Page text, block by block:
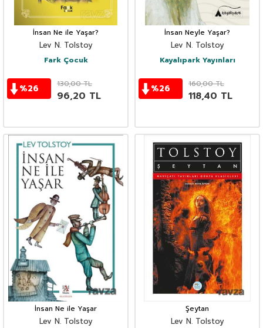
İnsan Ne ile Yaşar?
Lev N. Tolstoy
Fark Çocuk
%26 130,00TL
96,20 TL
İnsan Neyle Yaşar?
Lev N. Tolstoy
Kayalıpark Yayınları
%26 160,00TL
118,40 TL
İnsan Ne ile Yaşar
Lev N. Tolstoy
Şeytan
Lev N. Tolstoy